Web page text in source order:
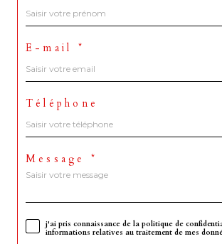
E-mail *
Téléphone
Message *
j'ai pris connaissance de la politique de
informations relatives au traitement de mes